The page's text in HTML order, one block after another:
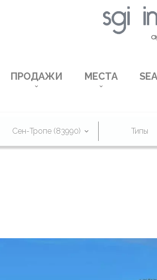
ПРОДАЖИ МЕСТА
Сен-Тропе (83990) Типы